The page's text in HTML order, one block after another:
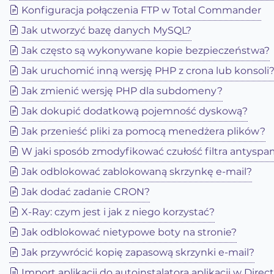
Konfiguracja połączenia FTP w Total Commander
Jak utworzyć bazę danych MySQL?
Jak często są wykonywane kopie bezpieczeństwa?
Jak uruchomić inną wersję PHP z crona lub konsoli?
Jak zmienić wersję PHP dla subdomeny?
Jak dokupić dodatkową pojemność dyskową?
Jak przenieść pliki za pomocą menedżera plików?
W jaki sposób zmodyfikować czułość filtra
Jak odblokować zablokowaną skrzynkę e-mail?
Jak dodać zadanie CRON?
X-Ray: czym jest i jak z niego korzystać?
Jak odblokować nietypowe boty na stronie?
Jak przywrócić kopię zapasową skrzynki e-mail?